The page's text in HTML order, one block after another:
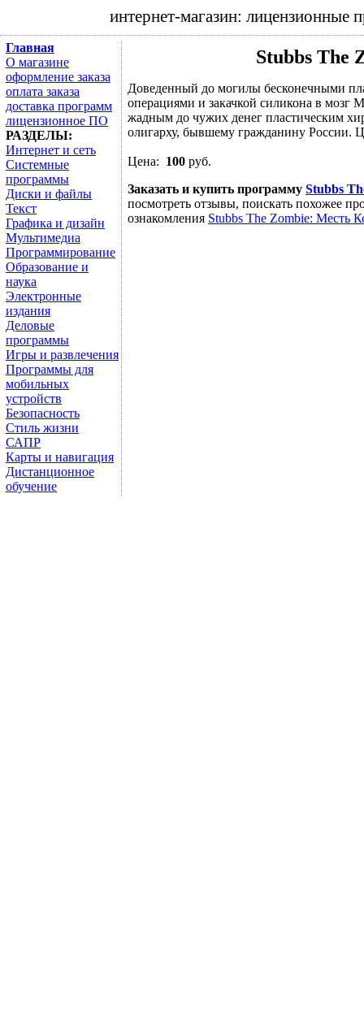
интернет-магазин:
Главная
О магазине
оформление заказа
оплата заказа
доставка программ
лицензионное ПО
РАЗДЕЛЫ:
Интернет и сеть
Системные
программы
Диски и файлы
Текст
Графика и дизайн
Мультимедиа
Программирование
Образование и
наука
Электронные
издания
Деловые
программы
Игры и развлечения
Программы для
мобильных
устройств
Безопасность
Стиль жизни
САПР
Карты и навигация
Дистанционное
обучение
Stubbs The
Доведенный до могилы бесконечными
операциями и закачкой силикона в мозг
жадным до чужих денег пластическим
олигарху, бывшему гражданину России.
Цена: 100 руб.
Заказать и купить программу Stubbs
посмотреть отзывы, поискать похожее
ознакомления Stubbs The Zombie: Месть